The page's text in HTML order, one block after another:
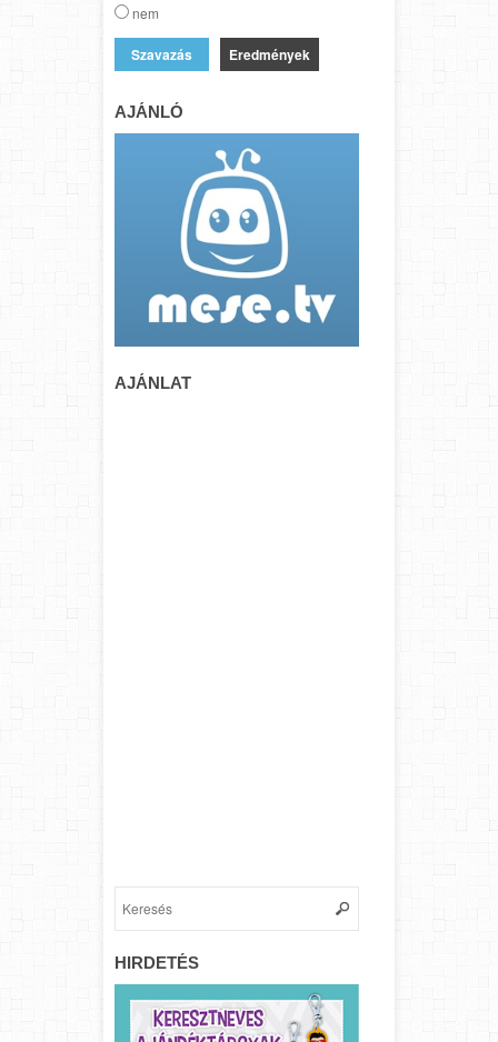
nem
Eredmények
AJÁNLÓ
AJÁNLAT
HIRDETÉS